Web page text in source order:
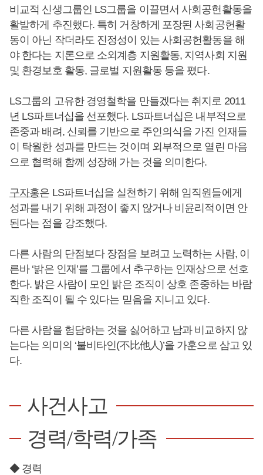
비교적 신생그룹인 LS그룹을 이끌면서 사회공헌활동을
활발하게 추진했다. 특히 거창하게 포장된 사회공헌활
동이 아닌 작더라도 진정성이 있는 사회공헌활동을 해
야 한다는 지론으로 소외계층 지원활동, 지역사회 지원
및 환경보호 활동, 글로벌 지원활동 등을 폈다.
LS그룹의 고유한 경영철학을 만들겠다는 취지로 2011
년 LS파트너십을 선포했다. LS파트너십은 내부적으로
존중과 배려, 신뢰를 기반으로 주인의식을 가진 인재들
이 탁월한 성과를 만드는 것이며 외부적으로 열린 마음
으로 협력해 함께 성장해 가는 것을 의미한다.
구자홍은 LS파트너십을 실천하기 위해 임직원들에게
성과를 내기 위해 과정이 좋지 않거나 비윤리적이면 안
된다는 점을 강조했다.
다른 사람의 단점보다 장점을 보려고 노력하는 사람, 이
른바 ‘밝은 인재’를 그룹에서 추구하는 인재상으로 선호
한다. 밝은 사람이 모인 밝은 조직이 상호 존중하는 바람
직한 조직이 될 수 있다는 믿음을 지니고 있다.
다른 사람을 험담하는 것을 싫어하고 남과 비교하지 않
는다는 의미의 ‘불비타인(不比他人)’을 가훈으로 삼고 있
다.
사건사고
경력/학력/가족
◆ 경력